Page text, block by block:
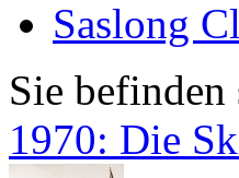
Saslong
Sie befinden
1970: Die